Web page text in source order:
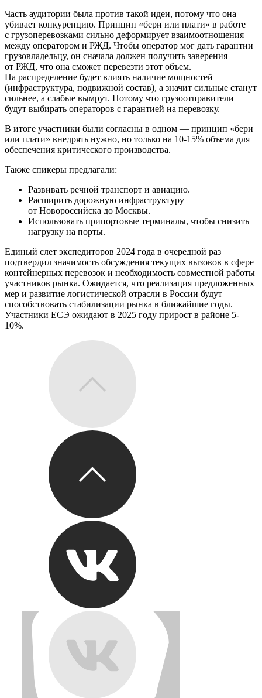
Часть аудитории была против такой идеи, потому что она
убивает конкуренцию. Принцип «бери или плати» в работе
с грузоперевозками сильно деформирует взаимоотношения
между оператором и РЖД. Чтобы оператор мог дать гарантии
грузовладельцу, он сначала должен получить заверения
от РЖД, что она сможет перевезти этот объем.
На распределение будет влиять наличие мощностей
(инфраструктура, подвижной состав), а значит сильные станут
сильнее, а слабые вымрут. Потому что грузоотправители
будут выбирать операторов с гарантией на перевозку.
В итоге участники были согласны в одном — принцип «бери
или плати» внедрять нужно, но только на 10-15% объема для
обеспечения критического производства.
Также спикеры предлагали:
Развивать речной транспорт и авиацию.
Расширить дорожную инфраструктуру
от Новороссийска до Москвы.
Использовать припортовые терминалы, чтобы снизить
нагрузку на порты.
Единый слет экспедиторов 2024 года в очередной раз
подтвердил значимость обсуждения текущих вызовов в сфере
контейнерных перевозок и необходимость совместной работы
участников рынка. Ожидается, что реализация предложенных
мер и развитие логистической отрасли в России будут
способствовать стабилизации рынка в ближайшие годы.
Участники ЕСЭ ожидают в 2025 году прирост в районе 5-
10%.